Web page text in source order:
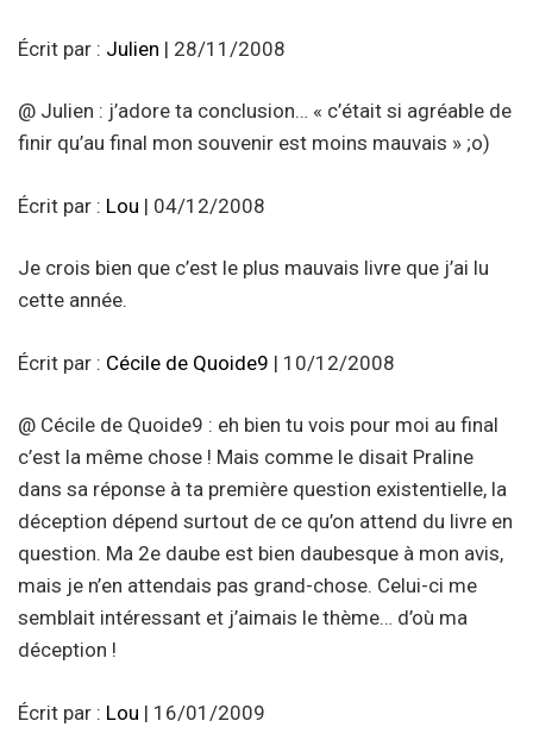
Écrit par : Julien | 28/11/2008
@ Julien : j’adore ta conclusion… « c’était si agréable de
finir qu’au final mon souvenir est moins mauvais » ;o)
Écrit par : Lou | 04/12/2008
Je crois bien que c’est le plus mauvais livre que j’ai lu
cette année.
Écrit par : Cécile de Quoide9 | 10/12/2008
@ Cécile de Quoide9 : eh bien tu vois pour moi au final
c’est la même chose ! Mais comme le disait Praline
dans sa réponse à ta première question existentielle, la
déception dépend surtout de ce qu’on attend du livre en
question. Ma 2e daube est bien daubesque à mon avis,
mais je n’en attendais pas grand-chose. Celui-ci me
semblait intéressant et j’aimais le thème… d’où ma
déception !
Écrit par : Lou | 16/01/2009